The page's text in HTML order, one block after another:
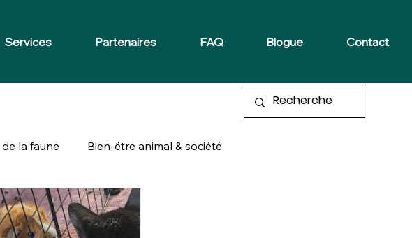
Services Partenaires FAQ Blogue Contact
la faune Bien-être animal & société